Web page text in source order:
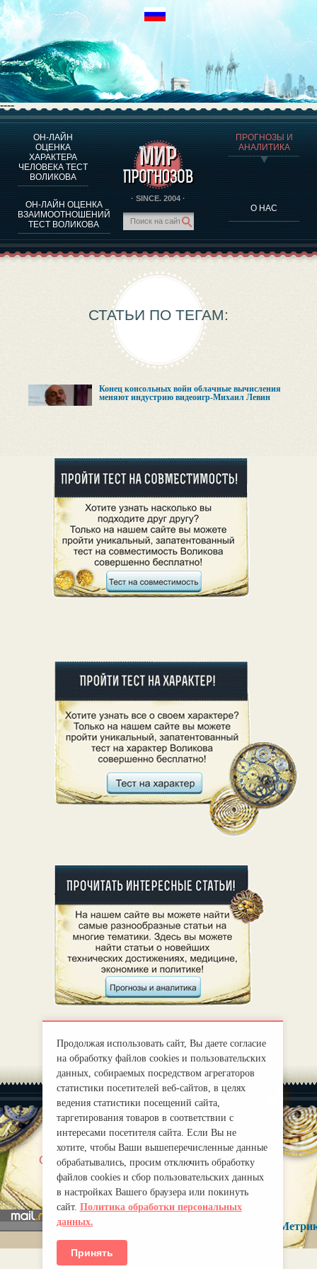
----
ОН-ЛАЙН
ОЦЕНКА
ХАРАКТЕРА
ЧЕЛОВЕКА ТЕСТ
ВОЛИКОВА
ОН-ЛАЙН ОЦЕНКА
ВЗАИМООТНОШЕНИЙ
ТЕСТ ВОЛИКОВА
· SINCE. 2004 ·
ПРОГНОЗЫ И
АНАЛИТИКА
О НАС
О ПРОГРАММЕ
ОЦЕНКА ХАРАКТЕРA ЧЕЛОВЕКА
ОЦЕНКА ХАРАКТЕРА ВЫДАЮЩИХСЯ ЛИЧНОСТЕЙ
О ПРОГРАММЕ
ТЕСТ НА СОВМЕСТИМОСТЬ ВОЛИКОВА
ПРОГНОЗЫ И АНАЛИТИКА
СТАТЬИ ПО ТЕГАМ:
Конец консольных войн облачные вычисления
меняют индустрию видеоигр-Михаил Левин
О нас
Правила
mirprognoz@mail.ru
Продолжая использовать сайт, Вы даете согласие
на обработку файлов cookies и пользовательских
данных, собираемых посредством агрегаторов
статистики посетителей веб-сайтов, в целях
ведения статистики посещений сайта,
таргетирования товаров в соответствии с
интересами посетителя сайта. Если Вы не
хотите, чтобы Ваши вышеперечисленные данные
обрабатывались, просим отключить обработку
файлов cookies и сбор пользовательских данных
в настройках Вашего браузера или покинуть
сайт. Политика обработки персональных
данных.
Принять